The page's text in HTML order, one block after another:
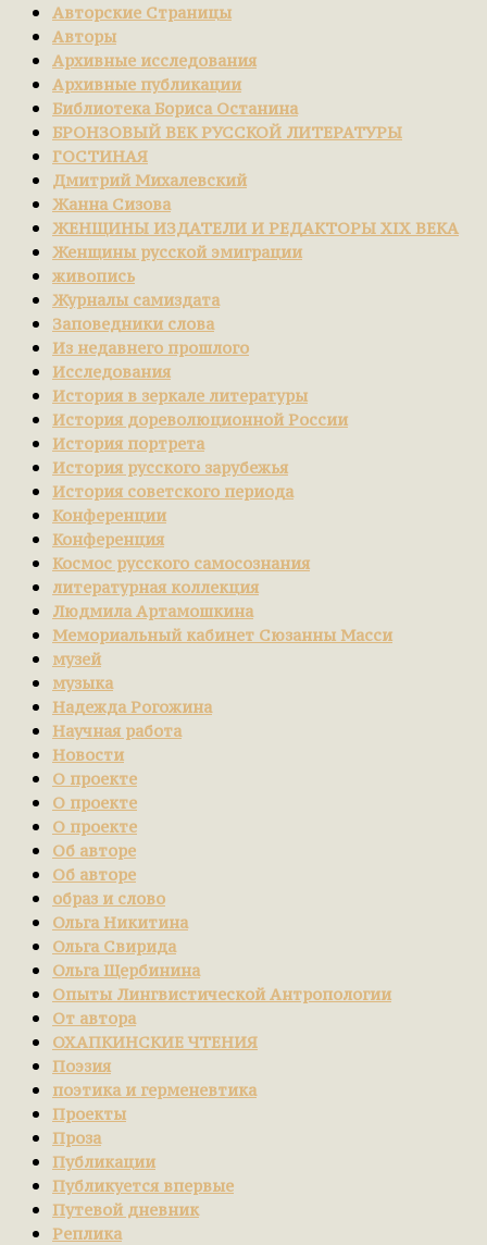
Авторские Страницы
Авторы
Архивные исследования
Архивные публикации
Библиотека Бориса Останина
БРОНЗОВЫЙ ВЕК РУССКОЙ ЛИТЕРАТУРЫ
ГОСТИНАЯ
Дмитрий Михалевский
Жанна Сизова
ЖЕНЩИНЫ ИЗДАТЕЛИ И РЕДАКТОРЫ XIX ВЕКА
Женщины русской эмиграции
живопись
Журналы самиздата
Заповедники слова
Из недавнего прошлого
Исследования
История в зеркале литературы
История дореволюционной России
История портрета
История русского зарубежья
История советского периода
Конференции
Конференция
Космос русского самосознания
литературная коллекция
Людмила Артамошкина
Мемориальный кабинет Сюзанны Масси
музей
музыка
Надежда Рогожина
Научная работа
Новости
О проекте
О проекте
О проекте
Об авторе
Об авторе
образ и слово
Ольга Никитина
Ольга Свирида
Ольга Щербинина
Опыты Лингвистической Антропологии
От автора
ОХАПКИНСКИЕ ЧТЕНИЯ
Поэзия
поэтика и герменевтика
Проекты
Проза
Публикации
Публикуется впервые
Путевой дневник
Реплика